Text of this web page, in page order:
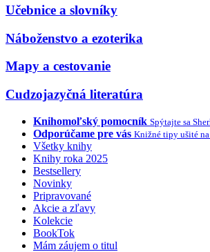
Učebnice a slovníky
Náboženstvo a ezoterika
Mapy a cestovanie
Cudzojazyčná literatúra
Knihomoľský pomocník Spýtajte sa
Odporúčame pre vás Knižné tipy ušité
Všetky knihy
Knihy roka 2025
Bestsellery
Novinky
Pripravované
Akcie a zľavy
Kolekcie
BookTok
Mám záujem o titul